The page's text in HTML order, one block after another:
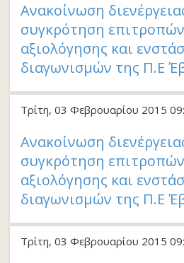
Ανακοίνωση
συγκρότηση επιτροπών
αξιολόγησης και
διαγωνισμών της Π.Ε
Τρίτη, 03 Φεβρουαρίου 2015
Ανακοίνωση
συγκρότηση επιτροπών
αξιολόγησης και
διαγωνισμών της Π.Ε
Τρίτη, 03 Φεβρουαρίου 2015